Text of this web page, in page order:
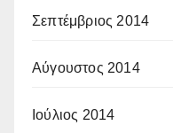
Σεπτέμβριος 2014
Αύγουστος 2014
Ιούλιος 2014